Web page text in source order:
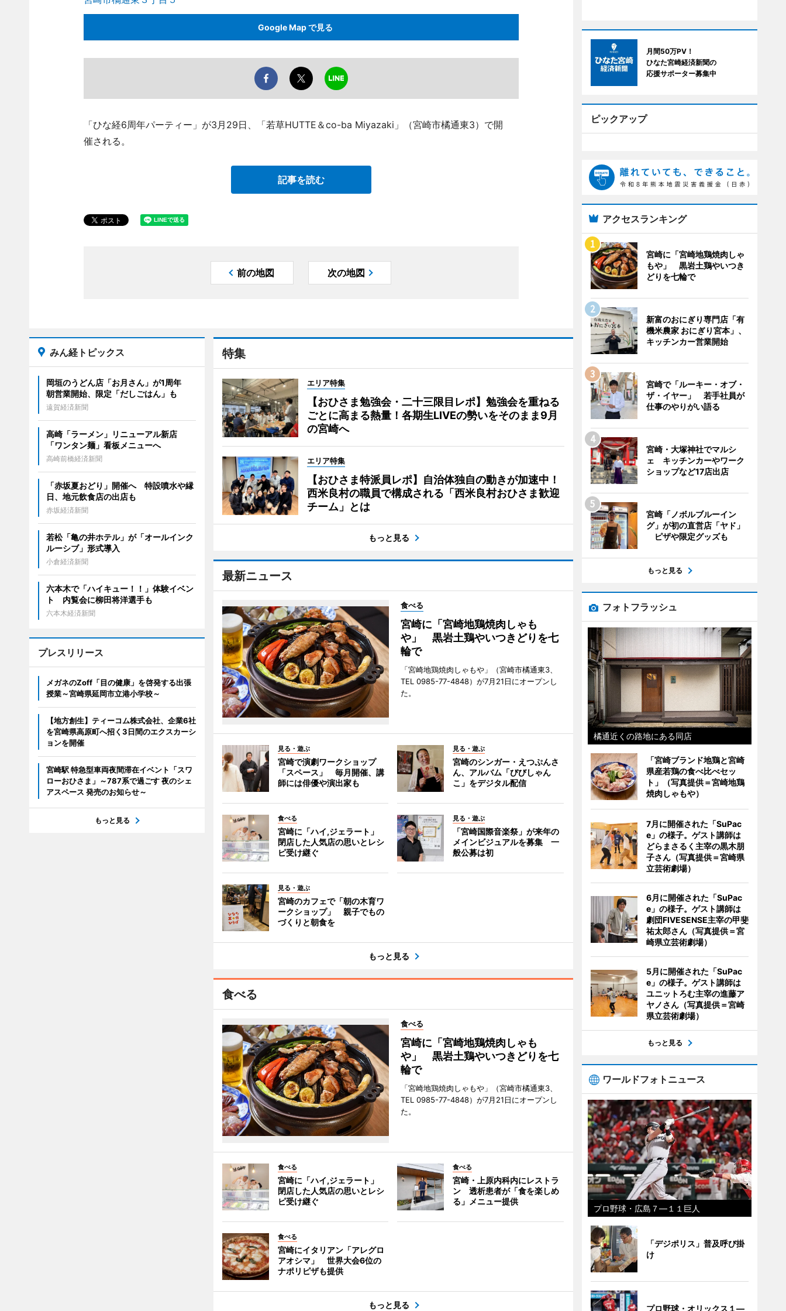
Google Map で見る
「ひな経6周年パーティー」が3月29日、「若草HUTTE＆co-ba Miyazaki」（宮崎市橘通東3）で開
催される。
記事を読む
前の地図 次の地図
特集
エリア特集
【おひさま勉強会・二十三限目レポ】勉強会を重ねる
ごとに高まる熱量！各期生LIVEの勢いをそのまま9月
の宮崎へ
エリア特集
【おひさま特派員レポ】自治体独自の動きが加速中！
西米良村の職員で構成される「西米良村おひさま歓迎
チーム」とは
もっと見る
最新ニュース
食べる
宮崎に「宮崎地鶏焼肉しゃも
や」 黒岩土鶏やいつきどりを七
輪で
「宮崎地鶏焼肉しゃもや」（宮崎市橘通東3、
TEL 0985-77-4848）が7月21日にオープンし
た。
見る・遊ぶ
宮崎で演劇ワークショップ
「スペース」 毎月開催、講
師には俳優や演出家も
見る・遊ぶ
宮崎のシンガー・えつぷんさ
ん、アルバム「びびしゃん
こ」をデジタル配信
食べる
宮崎に「ハイ,ジェラート」
閉店した人気店の思いとレシ
ピ受け継ぐ
見る・遊ぶ
「宮崎国際音楽祭」が来年の
メインビジュアルを募集 一
般公募は初
見る・遊ぶ
宮崎のカフェで「朝の木育ワ
ークショップ」 親子でもの
づくりと朝食を
もっと見る
食べる
食べる
宮崎に「宮崎地鶏焼肉しゃも
や」 黒岩土鶏やいつきどりを七
輪で
「宮崎地鶏焼肉しゃもや」（宮崎市橘通東3、
TEL 0985-77-4848）が7月21日にオープンし
た。
食べる
宮崎に「ハイ,ジェラート」
閉店した人気店の思いとレシ
ピ受け継ぐ
食べる
宮崎・上原内科内にレストラ
ン 透析患者が「食を楽しめ
る」メニュー提供
食べる
宮崎にイタリアン「アレグロ
アオシマ」 世界大会6位の
ナポリピザも提供
もっと見る
みん経トピックス
岡垣のうどん店「お月さん」が1周年
朝営業開始、限定「だしごはん」も
遠賀経済新聞
高崎「ラーメン」リニューアル新店
「ワンタン麺」看板メニューへ
高崎前橋経済新聞
「赤坂夏おどり」開催へ 特設噴水や縁
日、地元飲食店の出店も
赤坂経済新聞
若松「亀の井ホテル」が「オールインク
ルーシブ」形式導入
小倉経済新聞
六本木で「ハイキュー！！」体験イベン
ト 内覧会に柳田将洋選手も
六本木経済新聞
プレスリリース
メガネのZoff「目の健康」を啓発する出張
授業～宮崎県延岡市立港小学校～
【地方創生】ティーコム株式会社、企業6社
を宮崎県高原町へ招く3日間のエクスカーシ
ョンを開催
宮崎駅 特急型車両夜間滞在イベント「スワ
ローおひさま」～787系で過ごす 夜のシェ
アスペース 発売のお知らせ～
もっと見る
月間50万PV！
ひなた宮崎経済新聞の
応援サポーター募集中
ピックアップ
アクセスランキング
宮崎に「宮崎地鶏焼肉しゃ
もや」 黒岩土鶏やいつき
どりを七輪で
新富のおにぎり専門店「有
機米農家 おにぎり宮本」、
キッチンカー営業開始
宮崎で「ルーキー・オブ・
ザ・イヤー」 若手社員が
仕事のやりがい語る
宮崎・大塚神社でマルシ
ェ キッチンカーやワーク
ショップなど17店出店
宮崎「ノボルブルーイン
グ」が初の直営店「ヤド」
ピザや限定グッズも
もっと見る
フォトフラッシュ
橘通近くの路地にある同店
「宮崎ブランド地鶏と宮崎
県産若鶏の食べ比べセッ
ト」（写真提供＝宮崎地鶏
焼肉しゃもや）
7月に開催された「SuPac
e」の様子。ゲスト講師は
どらまさるく主宰の黒木朋
子さん（写真提供＝宮崎県
立芸術劇場）
6月に開催された「SuPac
e」の様子。ゲスト講師は
劇団FIVESENSE主宰の甲斐
祐太郎さん（写真提供＝宮
崎県立芸術劇場）
5月に開催された「SuPac
e」の様子。ゲスト講師は
ユニットろむ主宰の進藤ア
ヤノさん（写真提供＝宮崎
県立芸術劇場）
もっと見る
ワールドフォトニュース
プロ野球・広島７―１１巨人
「デジポリス」普及呼び掛
け
プロ野球・オリックス１―